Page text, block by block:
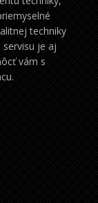
techniky
je aj
vám s